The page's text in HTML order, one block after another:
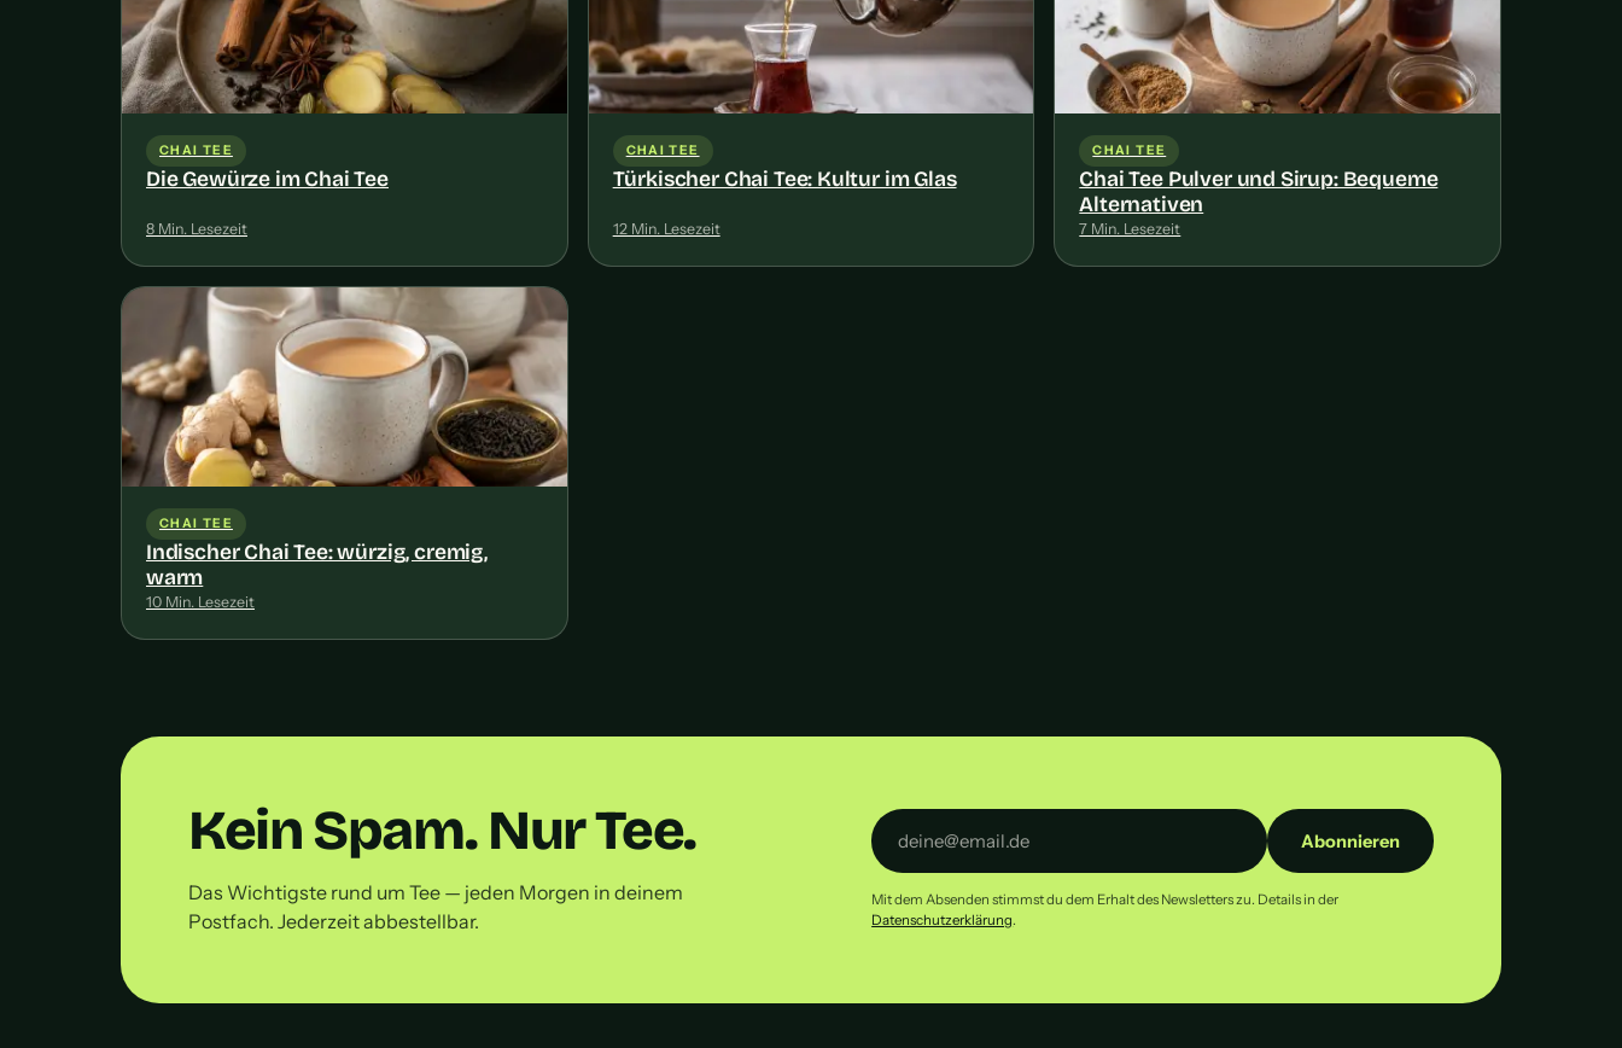
CHAI TEE
Die Gewürze im Chai Tee
8 Min. Lesezeit
CHAI TEE
Türkischer Chai Tee: Kultur im Glas
12 Min. Lesezeit
CHAI TEE
Chai Tee Pulver und Sirup: Bequeme
Alternativen
7 Min. Lesezeit
CHAI TEE
Indischer Chai Tee: würzig, cremig,
warm
10 Min. Lesezeit
Kein Spam. Nur Tee.
Das Wichtigste rund um Tee — jeden Morgen in deinem
Postfach. Jederzeit abbestellbar.
Abonnieren
Mit dem Absenden stimmst du dem Erhalt des Newsletters zu. Details in der
Datenschutzerklärung.